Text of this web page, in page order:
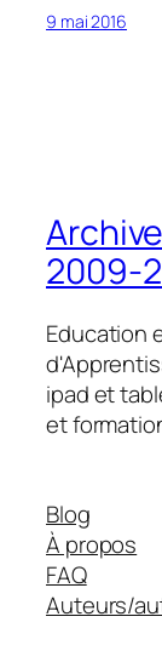
9 mai 2016
2009-
Education
ipad et
et
Blog
À propos
FAQ
Auteurs/